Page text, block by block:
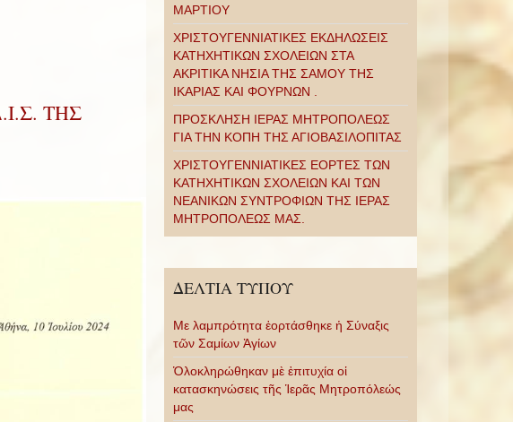
ΤΗΣ
ΜΑΡΤΙΟΥ
ΧΡΙΣΤΟΥΓΕΝΝΙΑΤΙΚΕΣ ΕΚΔΗΛΩΣΕΙΣ
ΚΑΤΗΧΗΤΙΚΩΝ ΣΧΟΛΕΙΩΝ ΣΤΑ
ΑΚΡΙΤΙΚΑ ΝΗΣΙΑ ΤΗΣ ΣΑΜΟΥ ΤΗΣ
ΙΚΑΡΙΑΣ ΚΑΙ ΦΟΥΡΝΩΝ .
ΠΡΟΣΚΛΗΣΗ ΙΕΡΑΣ ΜΗΤΡΟΠΟΛΕΩΣ
ΓΙΑ ΤΗΝ ΚΟΠΗ ΤΗΣ ΑΓΙΟΒΑΣΙΛΟΠΙΤΑΣ
ΧΡΙΣΤΟΥΓΕΝΝΙΑΤΙΚΕΣ ΕΟΡΤΕΣ ΤΩΝ
ΚΑΤΗΧΗΤΙΚΩΝ ΣΧΟΛΕΙΩΝ ΚΑΙ ΤΩΝ
ΝΕΑΝΙΚΩΝ ΣΥΝΤΡΟΦΙΩΝ ΤΗΣ ΙΕΡΑΣ
ΜΗΤΡΟΠΟΛΕΩΣ ΜΑΣ.
ΔΕΛΤΙΑ ΤΥΠΟΥ
Με λαμπρότητα ἑορτάσθηκε ἡ Σύναξις
τῶν Σαμίων Ἁγίων
Ὁλοκληρώθηκαν μὲ ἐπιτυχία οἱ
κατασκηνώσεις τῆς Ἱερᾶς Μητροπόλεώς
μας